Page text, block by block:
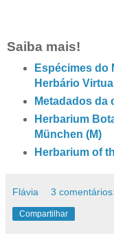
Saiba mais!
Espécimes do
Herbário
Metadados da
Herbarium
München (M)
Herbarium of
Flávia 3 comentários:
Compartilhar